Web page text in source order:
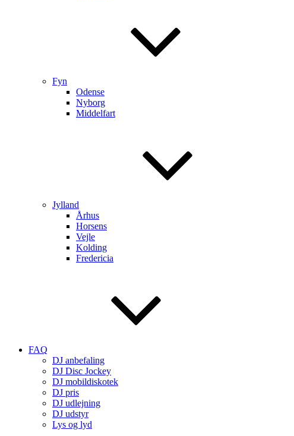
Fyn
Odense
Nyborg
Middelfart
Jylland
Århus
Horsens
Vejle
Kolding
Fredericia
FAQ
DJ anbefaling
DJ Disc Jockey
DJ mobildiskotek
DJ pris
DJ udlejning
DJ udstyr
Lys og lyd